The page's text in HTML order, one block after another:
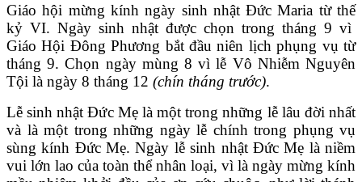
Giáo hội mừng kính ngày sinh nhật Đức Maria từ thế
kỷ VI. Ngày sinh nhật được chọn trong tháng 9 vì
Giáo Hội Đông Phương bắt đầu niên lịch phụng vụ từ
tháng 9. Chọn ngày mùng 8 vì lễ Vô Nhiễm Nguyên
Tội là ngày 8 tháng 12 (chín tháng trước).
Lễ sinh nhật Đức Mẹ là một trong những lễ lâu đời nhất
và là một trong những ngày lễ chính trong phụng vụ
sùng kính Đức Mẹ. Ngày lễ sinh nhật Đức Mẹ là niềm
vui lớn lao của toàn thể nhân loại, vì là ngày mừng kính